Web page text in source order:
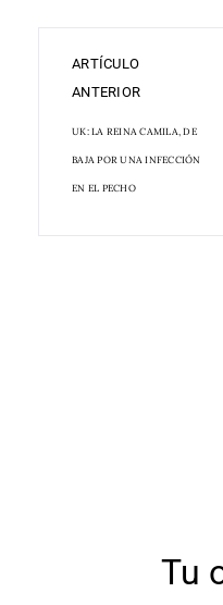
ARTÍCULO
ANTERIOR
UK: LA REINA CAMILA, DE
BAJA POR UNA INFECCIÓN
EN EL PECHO
Tu